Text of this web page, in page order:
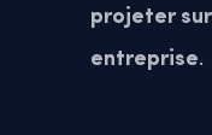
projeter
entreprise.